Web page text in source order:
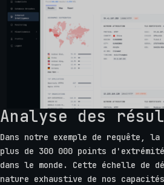
Analyse des
Dans notre exemple de requête,
plus de 300 000 points
dans le monde. Cette échelle de
nature exhaustive de nos